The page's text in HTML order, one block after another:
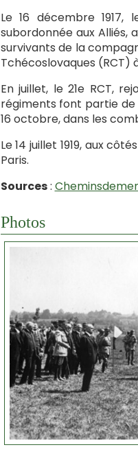
Le 16 décembre
subordonnée aux Alliés,
survivants de la
Tchécoslovaques (RCT)
En juillet, le 21e RCT,
régiments font partie de
16 octobre, dans les
Le 14 juillet 1919, aux
Paris.
Sources:
Photos